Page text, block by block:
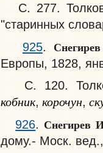
С. 277.
"старинных
925.
Европы, 1828,
С. 120.
кобник, корочун,
926. Снегирев
дому.- Моск.